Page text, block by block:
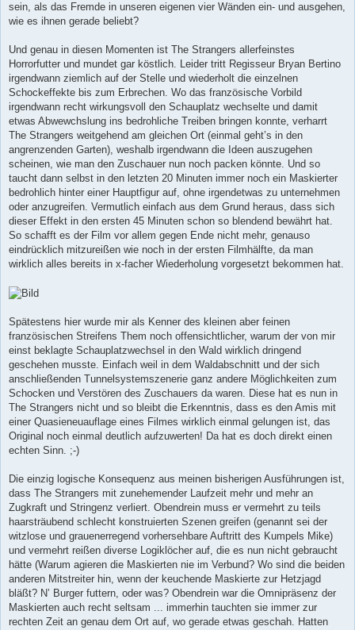
sein, als das Fremde in unseren eigenen vier Wänden ein- und ausgehen,
wie es ihnen gerade beliebt?
Und genau in diesen Momenten ist The Strangers allerfeinstes
Horrorfutter und mundet gar köstlich. Leider tritt Regisseur Bryan Bertino
irgendwann ziemlich auf der Stelle und wiederholt die einzelnen
Schockeffekte bis zum Erbrechen. Wo das französische Vorbild
irgendwann recht wirkungsvoll den Schauplatz wechselte und damit
etwas Abwewchslung ins bedrohliche Treiben bringen konnte, verharrt
The Strangers weitgehend am gleichen Ort (einmal geht’s in den
angrenzenden Garten), weshalb irgendwann die Ideen auszugehen
scheinen, wie man den Zuschauer nun noch packen könnte. Und so
taucht dann selbst in den letzten 20 Minuten immer noch ein Maskierter
bedrohlich hinter einer Hauptfigur auf, ohne irgendetwas zu unternehmen
oder anzugreifen. Vermutlich einfach aus dem Grund heraus, dass sich
dieser Effekt in den ersten 45 Minuten schon so blendend bewährt hat.
So schafft es der Film vor allem gegen Ende nicht mehr, genauso
eindrücklich mitzureißen wie noch in der ersten Filmhälfte, da man
wirklich alles bereits in x-facher Wiederholung vorgesetzt bekommen hat.
Spätestens hier wurde mir als Kenner des kleinen aber feinen
französischen Streifens Them noch offensichtlicher, warum der von mir
einst beklagte Schauplatzwechsel in den Wald wirklich dringend
geschehen musste. Einfach weil in dem Waldabschnitt und der sich
anschließenden Tunnelsystemszenerie ganz andere Möglichkeiten zum
Schocken und Verstören des Zuschauers da waren. Diese hat es nun in
The Strangers nicht und so bleibt die Erkenntnis, dass es den Amis mit
einer Quasieneuauflage eines Filmes wirklich einmal gelungen ist, das
Original noch einmal deutlich aufzuwerten! Da hat es doch direkt einen
echten Sinn. ;-)
Die einzig logische Konsequenz aus meinen bisherigen Ausführungen ist,
dass The Strangers mit zunehemender Laufzeit mehr und mehr an
Zugkraft und Stringenz verliert. Obendrein muss er vermehrt zu teils
haarsträubend schlecht konstruierten Szenen greifen (genannt sei der
witzlose und grauenerregend vorhersehbare Auftritt des Kumpels Mike)
und vermehrt reißen diverse Logiklöcher auf, die es nun nicht gebraucht
hätte (Warum agieren die Maskierten nie im Verbund? Wo sind die beiden
anderen Mitstreiter hin, wenn der keuchende Maskierte zur Hetzjagd
bläßt? N’ Burger futtern, oder was? Obendrein war die Omnipräsenz der
Maskierten auch recht seltsam ... immerhin tauchten sie immer zur
rechten Zeit an genau dem Ort auf, wo gerade etwas geschah. Hatten